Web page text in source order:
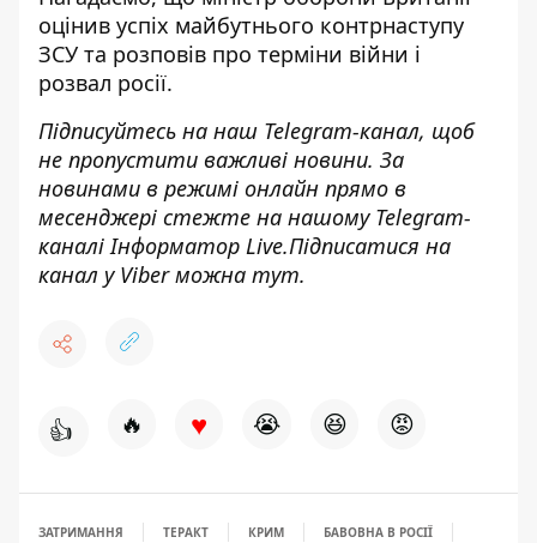
оцінив успіх майбутнього контрнаступу
ЗСУ та розповів про терміни війни і
розвал росії.
Підписуйтесь на наш Telegram-канал, щоб
не пропустити важливі новини. За
новинами в режимі онлайн прямо в
месенджері стежте на нашому Telegram-
каналіІнформатор Live.Підписатися на
канал у Viber можна тут.
👍 🔥 ♥ 😭 😆 😡
ЗАТРИМАННЯ ТЕРАКТ КРИМ
БАВОВНА В РОСІЇ